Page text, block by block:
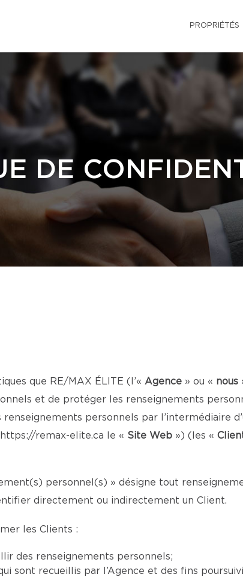
PROPRIÉTÉS
DE
que RE/MAX ÉLITE (l’« Agence » ou « nous
et de protéger les renseignements
renseignements personnels par l’intermédiaire
https://remax-elite.ca le « Site Web ») (les «
personnel(s) » désigne tout
directement ou indirectement un Client.
les Clients :
des renseignements personnels;
sont recueillis par l’Agence et des fins